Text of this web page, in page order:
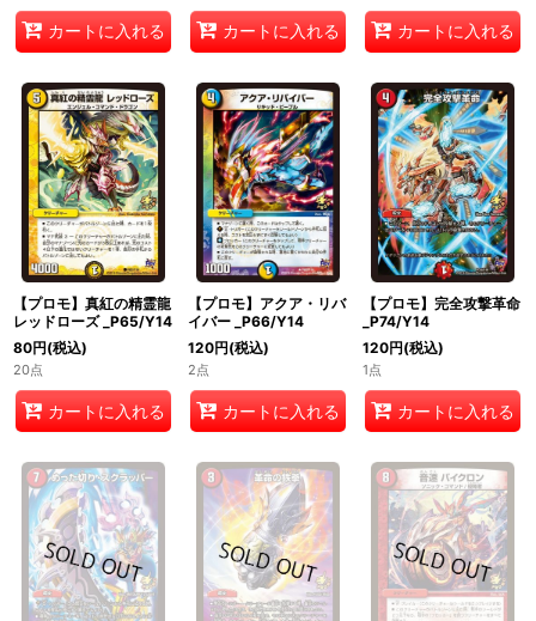
カートに入れる カートに入れる カートに入れる
【プロモ】真紅の精霊龍
レッドローズ _P65/Y14
80円(税込)
20点
カートに入れる
【プロモ】アクア・リバ
イバー _P66/Y14
120円(税込)
2点
カートに入れる
【プロモ】完全攻撃革命
_P74/Y14
120円(税込)
1点
カートに入れる